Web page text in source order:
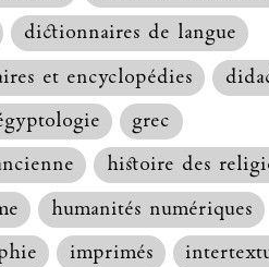
dictionnaires de langue
et encyclopédies
grec
histoire des
humanités numériques
imprimés